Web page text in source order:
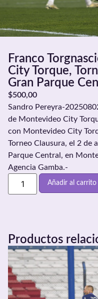
Franco
City Torque,
Gran Parque
$500,00
Sandro Pereyra-
de Montevideo City
con Montevideo City
Torneo Clausura, el 2 de
Parque Central, en
Agencia Gamba.-
Añadir al carrito
Productos